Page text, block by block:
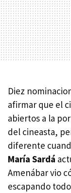
Diez
afirmar que el
abiertos a la
del cineasta,
diferente
María Sardá
Amenábar vio
escapando